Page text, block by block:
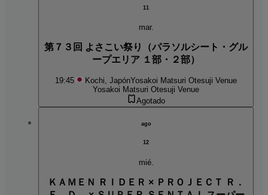
11
mar.
第７３回 よさこい祭り（パラソルシート・グル
ープエリア １部・２部）
19:45 Kochi, JapónYosakoi Matsuri Otesuji Venue
Yosakoi Matsuri Otesuji Venue
Agotado
ago
12
mié.
ＫＡＭＥＮ ＲＩＤＥＲ × ＰＲＯＪＥＣＴ Ｒ．